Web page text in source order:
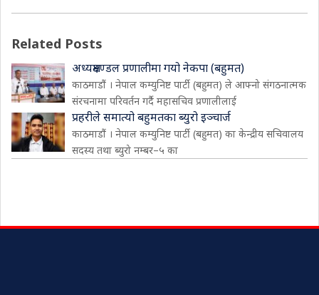
Related Posts
अध्यक्षमण्डल प्रणालीमा गयो नेकपा (बहुमत)
काठमाडौं । नेपाल कम्युनिष्ट पार्टी (बहुमत) ले आफ्नो संगठनात्मक
संरचनामा परिवर्तन गर्दै महासचिव प्रणालीलाई
प्रहरीले समात्यो बहुमतका ब्युरो इञ्चार्ज
काठमाडौं । नेपाल कम्युनिष्ट पार्टी (बहुमत) का केन्द्रीय सचिवालय
सदस्य तथा ब्युरो नम्बर–५ का